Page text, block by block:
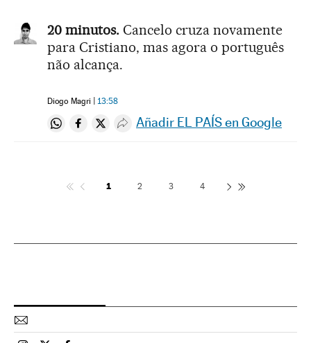
20 minutos. Cancelo cruza novamente
para Cristiano, mas agora o português
não alcança.
Diogo Magri 13:58
Compartir en Whatsapp
Compartir en Facebook
Compartir en Twitter
Desplegar Redes Sociales
Añadir EL PAÍS en Google
1 2 3 4